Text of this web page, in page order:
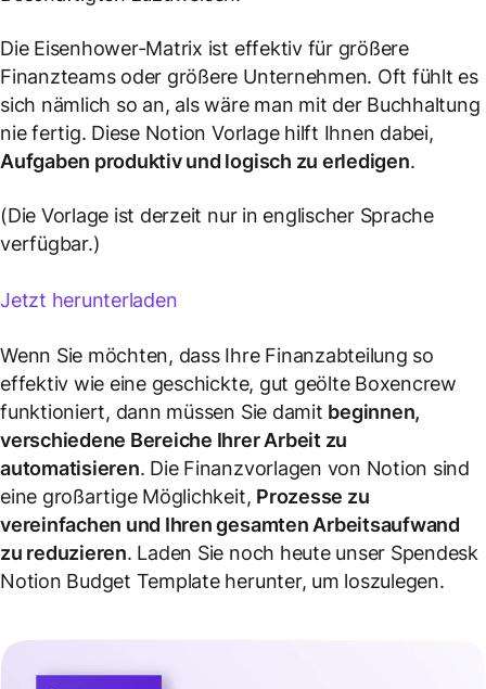
Die Eisenhower-Matrix ist effektiv für größere
Finanzteams oder größere Unternehmen. Oft fühlt es
sich nämlich so an, als wäre man mit der Buchhaltung
nie fertig. Diese Notion Vorlage hilft Ihnen dabei,
Aufgaben produktiv und logisch zu erledigen.
(Die Vorlage ist derzeit nur in englischer Sprache
verfügbar.)
Jetzt herunterladen
Wenn Sie möchten, dass Ihre Finanzabteilung so
effektiv wie eine geschickte, gut geölte Boxencrew
funktioniert, dann müssen Sie damit beginnen,
verschiedene Bereiche Ihrer Arbeit zu
automatisieren. Die Finanzvorlagen von Notion sind
eine großartige Möglichkeit, Prozesse zu
vereinfachen und Ihren gesamten Arbeitsaufwand
zu reduzieren. Laden Sie noch heute unser Spendesk
Notion Budget Template herunter, um loszulegen.